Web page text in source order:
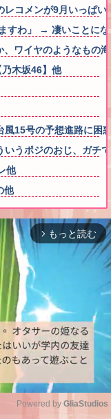
レコメンが9月いっぱい
すわ」 → 凄いことに
ワイヤのようなもの
木坂46】他
風15号の予想進路に
いうポジのおじ、ガチ
他
他
arrow_forward_ios もっと読む
Powered by GliaStudios